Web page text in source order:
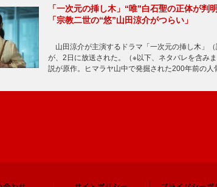
「一次元の挿し木」“唯”白石聖の正体が判
「宗教二世の“悠”山田涼介がつらい」
山田涼介が主演するドラマ「一次元の挿し木」
が、2日に放送された。（※以下、ネタバレを含
説が原作。ヒマラヤ山中で発掘された200年前の